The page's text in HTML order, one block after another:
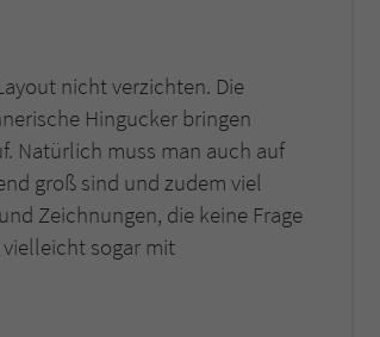
nicht verzichten. Die
Hingucker bringen
Natürlich muss man auch auf
groß sind und zudem viel
Zeichnungen, die keine Frage
vielleicht sogar mit